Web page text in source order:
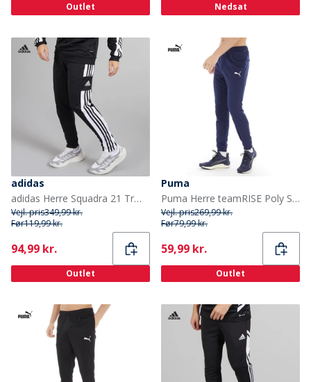
Outlet Nedsat
adidas
adidas Herre Squadra 21 Træningsbukser Sort/Hvid
Vejl. pris349,99 kr.
Før119,99 kr.
Current
94,99 kr.
Outlet
Puma
Puma Herre teamRISE Poly Sport træningsbukser Blå
Vejl. pris269,99 kr.
Før79,99 kr.
Current
59,99 kr.
Outlet